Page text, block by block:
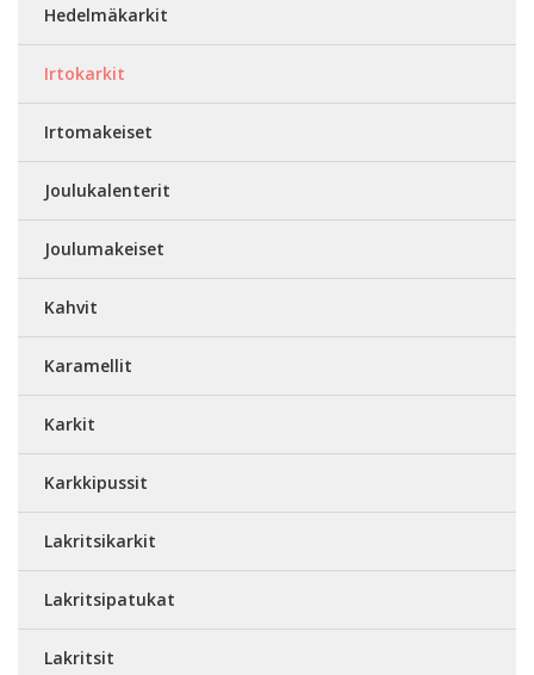
Hedelmäkarkit
Irtokarkit
Irtomakeiset
Joulukalenterit
Joulumakeiset
Kahvit
Karamellit
Karkit
Karkkipussit
Lakritsikarkit
Lakritsipatukat
Lakritsit